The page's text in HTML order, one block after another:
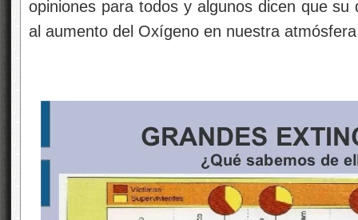
opiniones para todos y algunos dicen que
al aumento del Oxígeno en nuestra